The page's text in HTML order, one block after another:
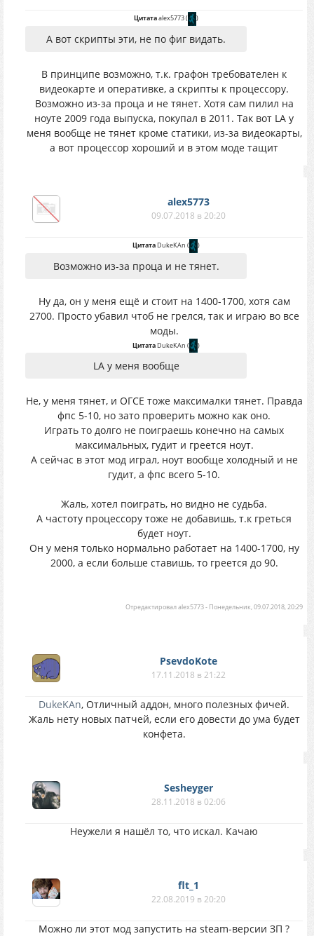
Цитатаalex5773( )
А вот скрипты эти, не по фиг видать.
В принципе возможно, т.к. графон требователен к
видеокарте и оперативке, а скрипты к процессору.
Возможно из-за проца и не тянет. Хотя сам пилил на
ноуте 2009 года выпуска, покупал в 2011. Так вот LA у
меня вообще не тянет кроме статики, из-за видеокарты,
а вот процессор хороший и в этом моде тащит
alex5773
09.07.2018 в 20:20
ЦитатаDukeKAn ( )
Возможно из-за проца и не тянет.
Ну да, он у меня ещё и стоит на 1400-1700, хотя сам
2700. Просто убавил чтоб не грелся, так и играю во все
моды.
ЦитатаDukeKAn ( )
LA у меня вообще
Не, у меня тянет, и ОГСЕ тоже максималки тянет. Правда
фпс 5-10, но зато проверить можно как оно.
Играть то долго не поиграешь конечно на самых
максимальных, гудит и греется ноут.
А сейчас в этот мод играл, ноут вообще холодный и не
гудит, а фпс всего 5-10.
Жаль, хотел поиграть, но видно не судьба.
А частоту процессору тоже не добавишь, т.к греться
будет ноут.
Он у меня только нормально работает на 1400-1700, ну
2000, а если больше ставишь, то греется до 90.
Отредактировалalex5773- Понедельник, 09.07.2018, 20:29
PsevdoKote
17.11.2018 в 21:22
DukeKAn, Отличный аддон, много полезных фичей.
Жаль нету новых патчей, если его довести до ума будет
конфета.
Sesheyger
28.11.2018 в 02:06
Неужели я нашёл то, что искал. Качаю
flt_1
22.08.2019 в 20:20
Можно ли этот мод запустить на steam-версии ЗП ?